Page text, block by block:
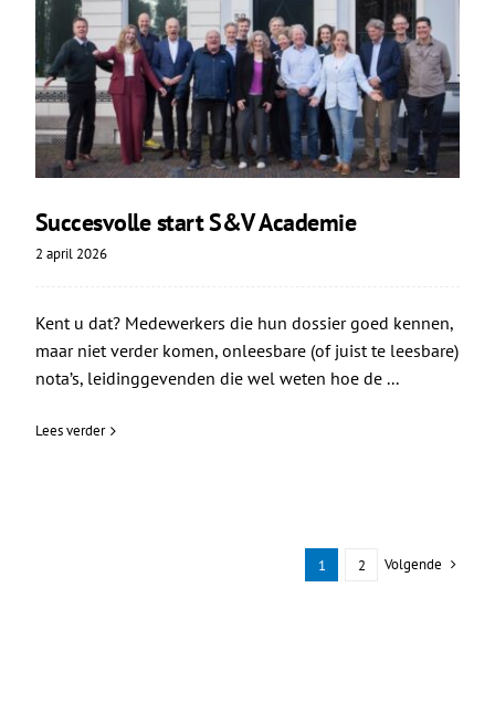
Succesvolle start S&V Academie
2 april 2026
Kent u dat? Medewerkers die hun dossier goed kennen,
maar niet verder komen, onleesbare (of juist te leesbare)
nota’s, leidinggevenden die wel weten hoe de ...
Lees verder
1 2 Volgende